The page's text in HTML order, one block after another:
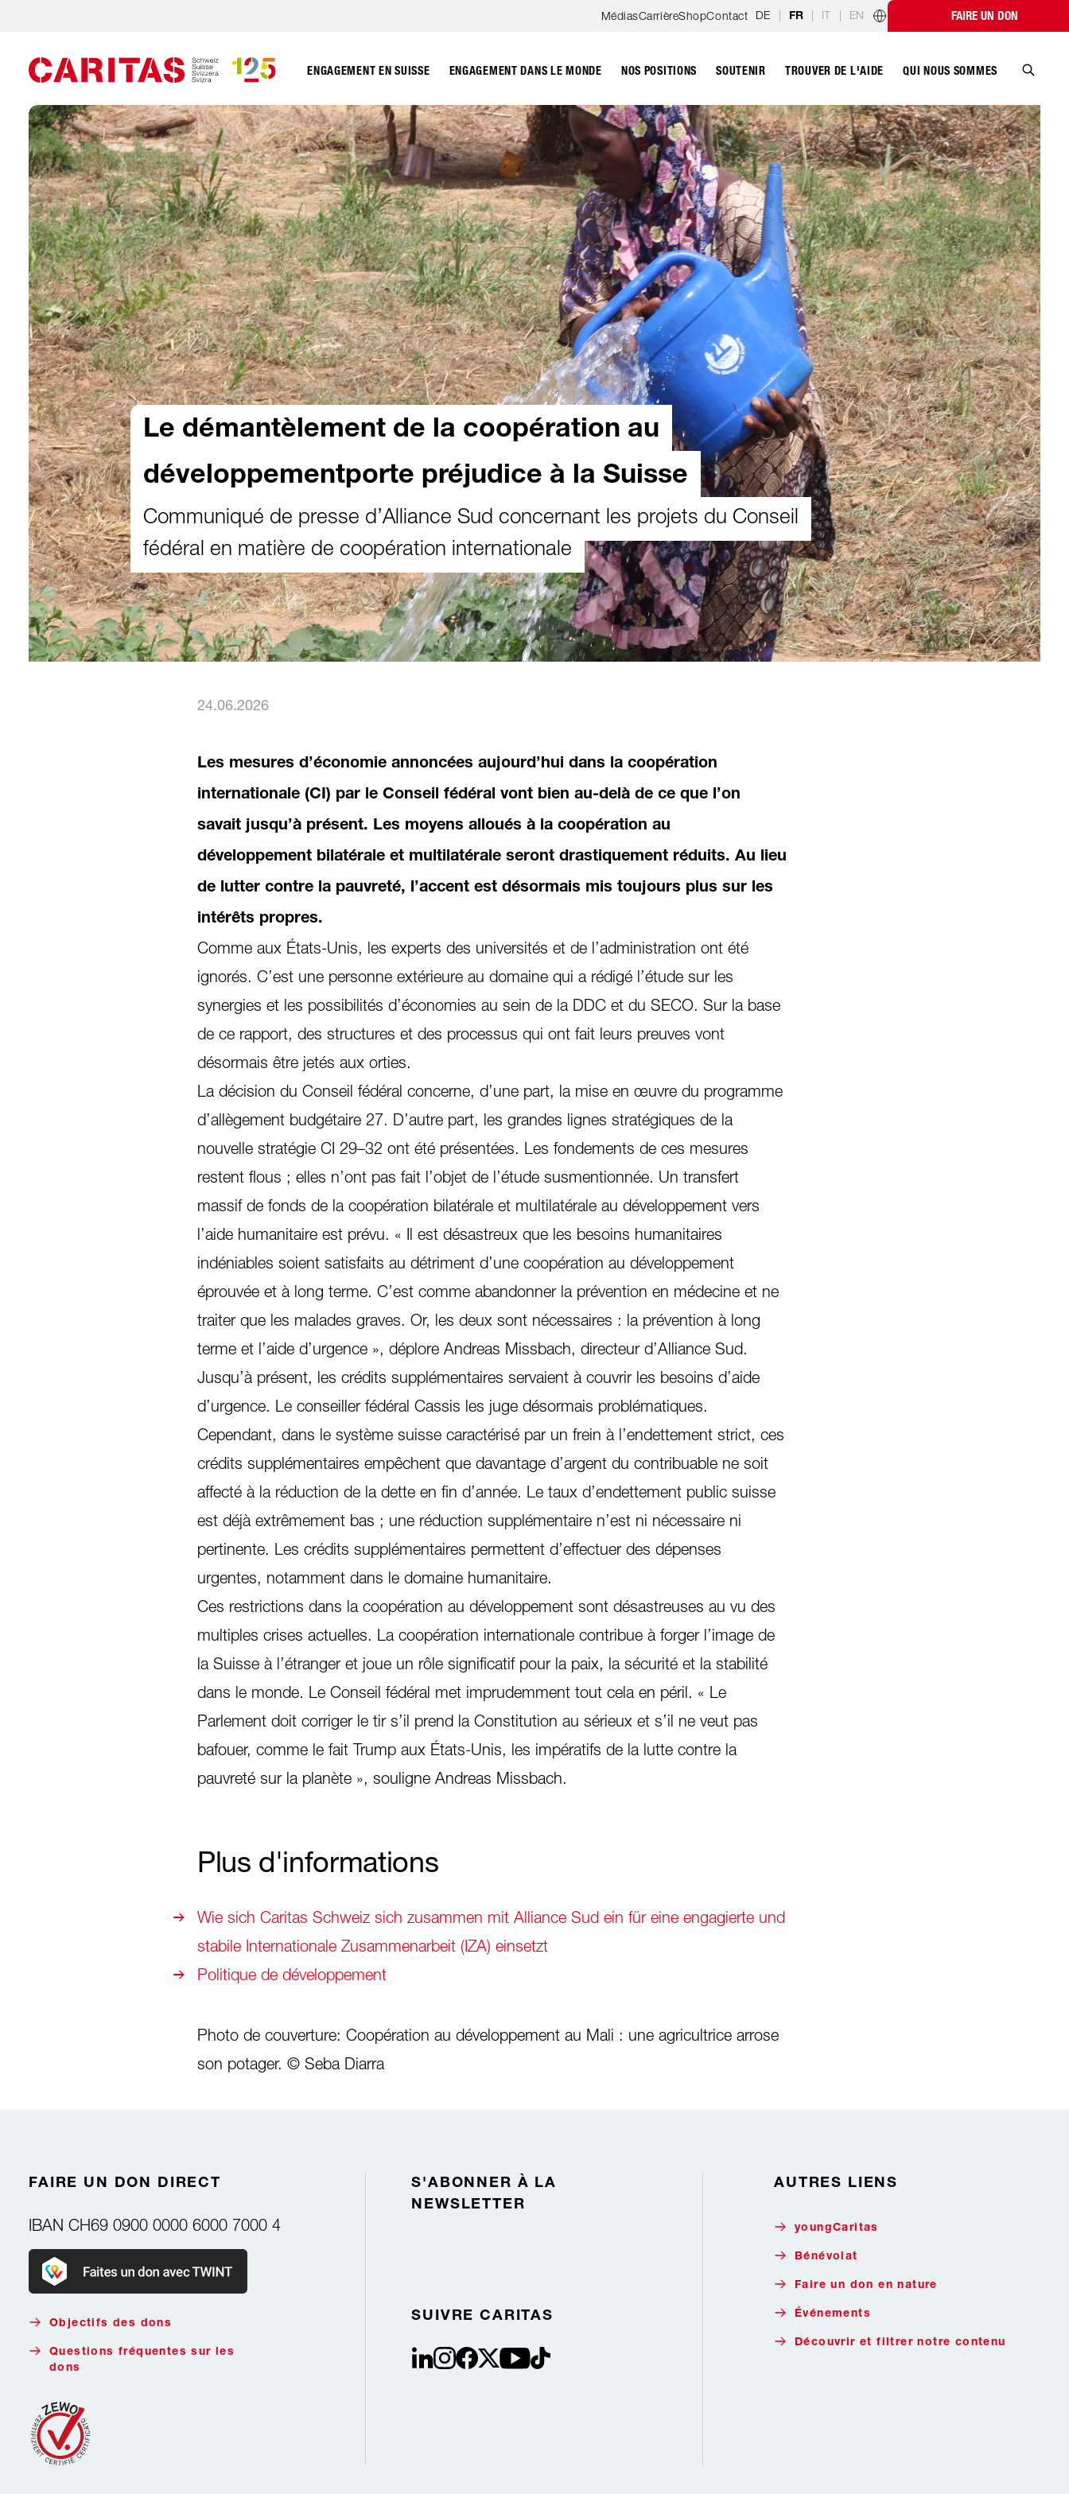
Aller au contenu
MédiasCarrièreShopContact DE | FR | IT | EN
Programmes par paysFAIRE UN DON
ENGAGEMENT EN SUISSE ENGAGEMENT DANS LE MONDE NOS POSITIONS SOUTENIR TROUVER DE L'AIDE QUI NOUS SOMMES
Le démantèlement de la coopération au
développementporte préjudice à la Suisse
Communiqué de presse d’Alliance Sud concernant les projets du Conseil
fédéral en matière de coopération internationale
24.06.2026
Les mesures d’économie annoncées aujourd’hui dans la coopération
internationale (CI) par le Conseil fédéral vont bien au-delà de ce que l’on
savait jusqu’à présent. Les moyens alloués à la coopération au
développement bilatérale et multilatérale seront drastiquement réduits. Au lieu
de lutter contre la pauvreté, l’accent est désormais mis toujours plus sur les
intérêts propres.
Comme aux États-Unis, les experts des universités et de l’administration ont été
ignorés. C’est une personne extérieure au domaine qui a rédigé l’étude sur les
synergies et les possibilités d’économies au sein de la DDC et du SECO. Sur la base
de ce rapport, des structures et des processus qui ont fait leurs preuves vont
désormais être jetés aux orties.
La décision du Conseil fédéral concerne, d’une part, la mise en œuvre du programme
d’allègement budgétaire 27. D’autre part, les grandes lignes stratégiques de la
nouvelle stratégie CI 29–32 ont été présentées. Les fondements de ces mesures
restent flous ; elles n’ont pas fait l’objet de l’étude susmentionnée. Un transfert
massif de fonds de la coopération bilatérale et multilatérale au développement vers
l’aide humanitaire est prévu. « Il est désastreux que les besoins humanitaires
indéniables soient satisfaits au détriment d’une coopération au développement
éprouvée et à long terme. C’est comme abandonner la prévention en médecine et ne
traiter que les malades graves. Or, les deux sont nécessaires : la prévention à long
terme et l’aide d’urgence », déplore Andreas Missbach, directeur d’Alliance Sud.
Jusqu’à présent, les crédits supplémentaires servaient à couvrir les besoins d’aide
d’urgence. Le conseiller fédéral Cassis les juge désormais problématiques.
Cependant, dans le système suisse caractérisé par un frein à l’endettement strict, ces
crédits supplémentaires empêchent que davantage d’argent du contribuable ne soit
affecté à la réduction de la dette en fin d’année. Le taux d’endettement public suisse
est déjà extrêmement bas ; une réduction supplémentaire n’est ni nécessaire ni
pertinente. Les crédits supplémentaires permettent d’effectuer des dépenses
urgentes, notamment dans le domaine humanitaire.
Ces restrictions dans la coopération au développement sont désastreuses au vu des
multiples crises actuelles. La coopération internationale contribue à forger l’image de
la Suisse à l’étranger et joue un rôle significatif pour la paix, la sécurité et la stabilité
dans le monde. Le Conseil fédéral met imprudemment tout cela en péril. « Le
Parlement doit corriger le tir s’il prend la Constitution au sérieux et s’il ne veut pas
bafouer, comme le fait Trump aux États-Unis, les impératifs de la lutte contre la
pauvreté sur la planète », souligne Andreas Missbach.
Plus d'informations
Wie sich Caritas Schweiz sich zusammen mit Alliance Sud ein für eine engagierte und
stabile Internationale Zusammenarbeit (IZA) einsetzt
Politique de développement
Photo de couverture: Coopération au développement au Mali : une agricultrice arrose
son potager. © Seba Diarra
FAIRE UN DON DIRECT
IBAN CH69 0900 0000 6000 7000 4
Faire un don avec Twint
Objectifs des dons
Questions fréquentes sur les
dons
S'ABONNER À LA
NEWSLETTER
SUIVRE CARITAS
linkedininstagram
facebookTwitter / X
youtube
tiktok
AUTRES LIENS
youngCaritas
Bénévolat
Faire un don en nature
Événements
Découvrir et filtrer notre contenu